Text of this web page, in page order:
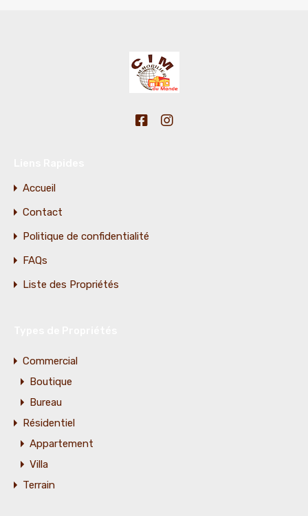
Accueil
Contact
Politique de confidentialité
FAQs
Liste des Propriétés
Commercial
Boutique
Bureau
Résidentiel
Appartement
Villa
Terrain